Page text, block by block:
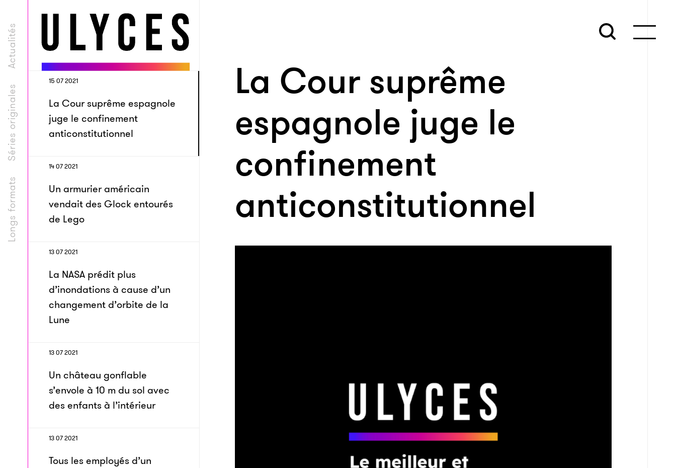
Longs formats
Séries originales
Actualités
15 07 2021
La Cour suprême espagnole
juge le confinement
anticonstitutionnel
14 07 2021
Un armurier américain
vendait des Glock entourés
de Lego
13 07 2021
La NASA prédit plus
d’inondations à cause d’un
changement d’orbite de la
Lune
13 07 2021
Un château gonflable
s’envole à 10 m du sol avec
des enfants à l’intérieur
13 07 2021
Tous les employés d’un
La Cour suprême
espagnole juge le
confinement
anticonstitutionnel